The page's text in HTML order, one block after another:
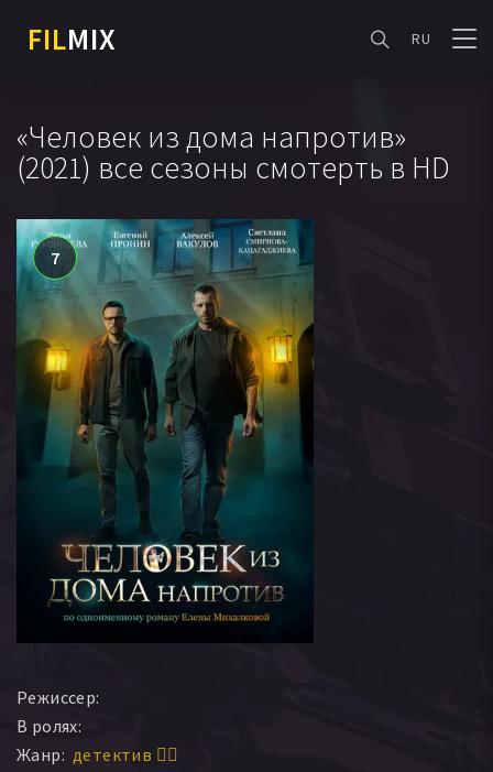
FILMIX RU
«Человек из дома напротив»
(2021) все сезоны смотерть в HD
7
Режиссер:
В ролях:
Жанр: детектив 🕵️‍♂️